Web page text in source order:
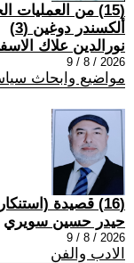
(15) من
ألكسندر دوغين (3)
نورالدين علاك
2026 / 8 / 9
مواضيع وابحاث
(16) قصيدة (استنكار)
حيدر حسين سويري
2026 / 8 / 9
الادب والفن